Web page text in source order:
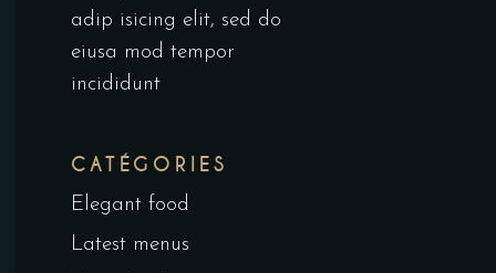
adip isicing elit, sed do
eiusa mod tempor
incididunt
CATÉGORIES
Elegant food
Latest menus